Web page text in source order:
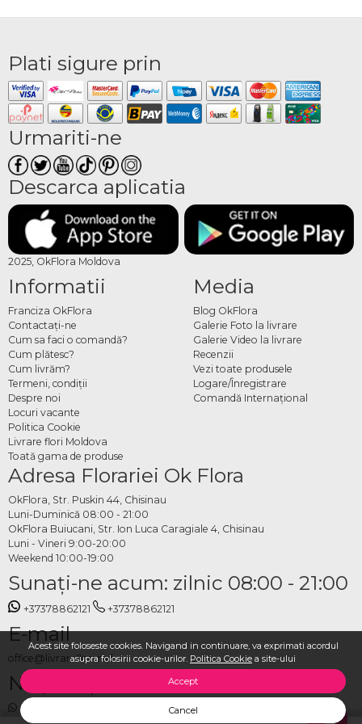
Acest site foloseste cookies. Navigand in continuare, va exprimati acordul
asupra folosirii cookie-urilor. Politica Cookie a site-ului
Accept
Cancel
Plati sigure prin
Urmariti-ne
Descarca aplicatia
2025, OkFlora Moldova
Informatii
Franciza OkFlora
Contactaţi-ne
Cum sa faci o comandă?
Cum plătesc?
Cum livrăm?
Termeni, condiţii
Despre noi
Locuri vacante
Politica Cookie
Livrare flori Moldova
Toată gama de produse
Media
Blog OkFlora
Galerie Foto la livrare
Galerie Video la livrare
Recenzii
Vezi toate produsele
Logare/Înregistrare
Comandă Internațional
Adresa Florariei Ok Flora
OkFlora, Str. Puskin 44, Chisinau
Luni-Duminică 08:00 - 21:00
OkFlora Buiucani, Str. Ion Luca Caragiale 4, Chisinau
Luni - Vineri 9:00-20:00
Weekend 10:00-19:00
Sunaţi-ne acum: zilnic 08:00 - 21:00
+37378862121 +37378862121
E-mail
office@livrareflori.md
Ne puteți contacta:
whatsapp